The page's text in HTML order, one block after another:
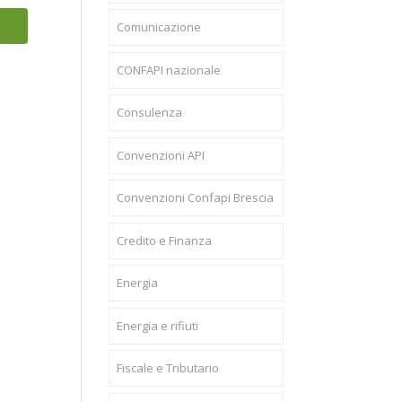
Comunicazione
CONFAPI nazionale
Consulenza
Convenzioni API
Convenzioni Confapi Brescia
Credito e Finanza
Energia
Energia e rifiuti
Fiscale e Tributario